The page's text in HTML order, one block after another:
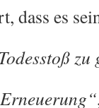
dass es
zu